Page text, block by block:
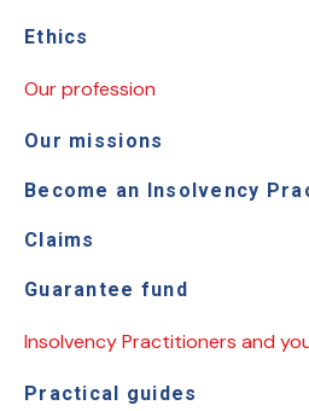
Ethics
Our profession
Our missions
Become an Insolvency
Claims
Guarantee fund
Insolvency Practitioners and
Practical guides